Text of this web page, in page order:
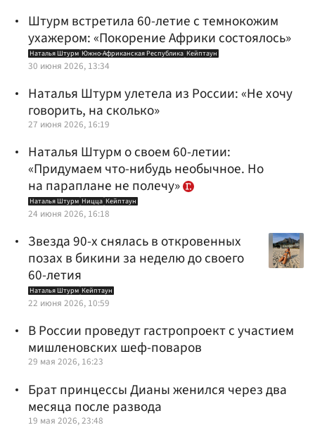
Штурм встретила 60-летие с темнокожим
ухажером: «Покорение Африки состоялось»
Наталья Штурм Южно-Африканская Республика Кейптаун
30 июня 2026, 13:34
Наталья Штурм улетела из России: «Не хочу
говорить, на сколько»
27 июня 2026, 16:19
Наталья Штурм о своем 60-летии:
«Придумаем что-нибудь необычное. Но
на параплане не полечу»
Наталья Штурм Ницца Кейптаун
24 июня 2026, 16:18
Звезда 90-х снялась в откровенных
позах в бикини за неделю до своего
60-летия
Наталья Штурм Кейптаун
22 июня 2026, 10:59
В России проведут гастропроект с участием
мишленовских шеф-поваров
29 мая 2026, 16:23
Брат принцессы Дианы женился через два
месяца после развода
19 мая 2026, 23:48